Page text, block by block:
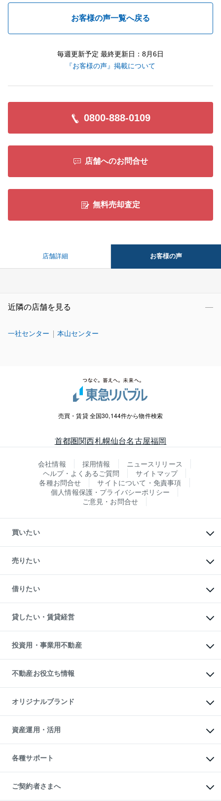
お客様の声一覧へ戻る
毎週更新予定 最終更新日：8月6日
『お客様の声』掲載について
0800-888-0109
店舗へのお問合せ
無料売却査定
店舗詳細 お客様の声
近隣の店舗を見る
一社センター 本山センター
売買・賃貸 全国30,144件から物件検索
首都圏関西札幌仙台名古屋福岡
会社情報 採用情報
ニュースリリース
ヘルプ・よくあるご質問
サイトマップ
各種お問合せ
サイトについて・免責事項
個人情報保護・プライバシーポリシー
ご意見・お問合せ
買いたい
新築・分譲マンションの購入
中古マンションの購入
一戸建ての購入
中古一戸建ての購入
不動産購入の流れ
注目キーワード物件特集
購入ガイド
English 繁体中文簡体中文
売りたい
一戸建ての売却・査定
土地の売却・査定
スピードAI査定
不動産査定について
不動産売却の流れ
不動産買換えの流れ
売却ガイド
借りたい
オフィス・店舗の賃貸
借りるときの流れ
借りるガイド
貸したい・賃貸経営
マンション賃料データ
賃貸管理プラン
リロケーションについて
貸すガイド
投資用・事業用不動産
事業用不動産
マンション投資
投資用マンション
アパート経営
収益物件
ビル購入（ビル一棟）
投資用不動産の売却査定
事業用不動産の売却査定
不動産お役立ち情報
マンションライブラリー
人気マンションランキング
暮らしに役立つ不動産メディア
不動産相場・不動産価格情報
不動産コラム・ニュース
不動産用語集
不動産なんでもネット相談室
住まいの税金
オリジナルブランド
一棟リノベーションマンション
L`GENTE（ルジェンテ）
区分リノベーションマンション
投資用一棟レジデンスWELL
不動産小口投資
LEGACIA（レガシア）
資産運用・活用
不動産M&A
アセットマネジメント・出資
各種サポート
相続サポート
リフォームサポート
ご契約者さまへ